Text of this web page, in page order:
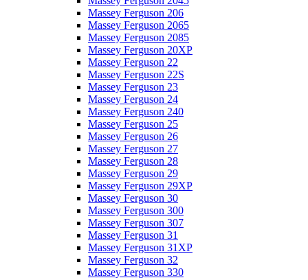
Massey Ferguson 206
Massey Ferguson 2065
Massey Ferguson 2085
Massey Ferguson 20XP
Massey Ferguson 22
Massey Ferguson 22S
Massey Ferguson 23
Massey Ferguson 24
Massey Ferguson 240
Massey Ferguson 25
Massey Ferguson 26
Massey Ferguson 27
Massey Ferguson 28
Massey Ferguson 29
Massey Ferguson 29XP
Massey Ferguson 30
Massey Ferguson 300
Massey Ferguson 307
Massey Ferguson 31
Massey Ferguson 31XP
Massey Ferguson 32
Massey Ferguson 330